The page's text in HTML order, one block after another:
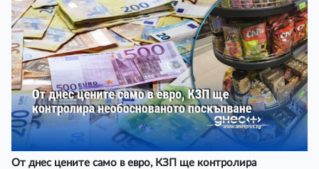
От днес цените само в евро, КЗП ще контролира